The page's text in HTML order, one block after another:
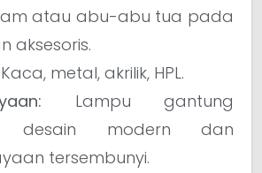
atau abu-abu tua pada
aksesoris.
Kaca, metal, akrilik, HPL.
Lampu gantung
desain modern dan
tersembunyi.